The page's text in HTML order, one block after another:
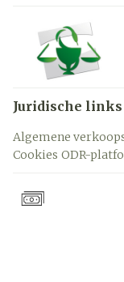
Juridische links
Algemene
Cookies ODR-